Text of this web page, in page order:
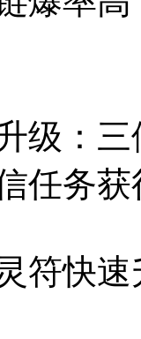
级：
任务获
符快